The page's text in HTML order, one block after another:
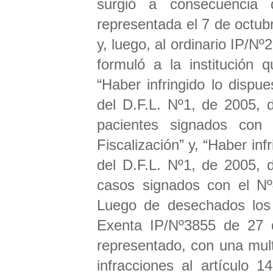
surgió a consecuencia de una fiscalización realizada a su representada el 7 de octubre de 2020, lo que dio lugar a un informe y, luego, al ordinario IP/Nº299 de 8 de enero de 2021, por el cual se formuló a la institución que representa los siguientes cargos: - “Haber infringido lo dispuesto en el artículo 141, inciso penúltimo, del D.F.L. Nº1, de 2005, del Ministerio de Salud, respecto de los pacientes signados con el Nº1, Nº2 y Nº3 del Informe de Fiscalización” y, “Haber infringido lo dispuesto en el artículo 141 bis, del D.F.L. Nº1, de 2005, del Ministerio de Salud, respecto de los casos signados con el Nº4 y Nº5 del Informe de Fiscalización”. Luego de desechados los descargos efectuados, por Resolución Exenta IP/Nº3855 de 27 de agosto de 2021, se sancionó a su representado, con una multa a beneficio fiscal de 600 U.T.M. por 3 infracciones al artículo 141, inciso penúltimo, del D.F.L Nº1, de 2005, de Salud y, con una multa a beneficio fiscal de 200 U.T.M. por 2 infracciones al artículo 141 bis del D.F.L. Nº1, de 2005, de Salud. Reclama que el acto impugnado ha incurrido en una serie de irregularidades e ilegalidades que hacen improcedentes las multas impuestas. En relación con la infracción establecida en el artículo 141 inciso penúltimo del D.F.L. Nº1 de 2005 del Ministerio de Salud; señala que, el considerando 12º la Resolución Exenta IP/Nº3855 individualizada, en lo relativo a los pacientes de los casos Nº1, Nº2 y Nº3 del Informe de Fiscalización, en que a todos ellos se les exige un pagaré el día del ingreso al prestador, constando el respectivo certificado de su condición de riesgo vital, configurándose, en consecuencia, la conducta infraccional. Refiere el recurrente que, en de estos casos, se les atendió a los pacientes de manera oportuna e inmediata, sin condicionamiento alguno, y una vez emitido el certificado médico de riesgo vital, según exige la ley 19.650, fueron dejados sin efecto los pagarés constituidos mientras no se contaba con tal certificación. Comenta que la Intendencia de Prestadores de Salud no otorgó el mérito correspondiente a la declaración vertida por Emily Pirela Angulo, Supervisora de Admisión de Urgencia Subrogante, a este respecto, quien declaró que “…Una vez indicada la hospitalización el médico realiza la orden médica, se registra en el sistema de hospitalizado los datos del paciente, previsión y se registra pagaré, en caso de ser categorizado como ley de urgencia no se registra el pagaré y se procede al resguardo, se asigna cama del servicio y se genera brazalete de hospitalización.”. Frente a ello, es del parecer que es evidente la arbitrariedad e ilegalidad de la resolución impugnada al confirmar la multa de 600 U.T.M, puesto no se condicionó la atención, aludiendo que toda norma que aplique una sanción debe ser interpretada en forma restrictiva, encontrándose proscrito para la autoridad realizar una interpretación laxa, extendida o fundada en la analogía a fin de dar lugar a la aplicación de sanciones. En relación con la infracción establecida en el artículo 141 bis del D.F.L. Nº1 de 2005 del Ministerio de Salud, explicó que la Resolución Exenta IP reclamada, igualmente se remite a la Resolución Exenta IP/Nº3855 para rechazar su recurso de reposición, en particular, a los considerandos 9º, 10º y 11º, que específicamente establece que respecto de los pacientes analizados en el Nº4 y Nº5 del Informe de Fiscalización, que constan boletas electrónicas que corresponderían -a criterio de la autoridad- a entrega de dinero como garantía de las prestaciones de salud. Manifiesta a este respecto, que la citada norma legal, prohíbe la entrega de cheque o dinero en efectivo como garantía de pago de las prestaciones que reciba el paciente, respecto de cualquier clase de prestación sanitaria, pero la misma norma señala que “… sin perjuicio de lo anterior, el paciente podrá, voluntariamente,